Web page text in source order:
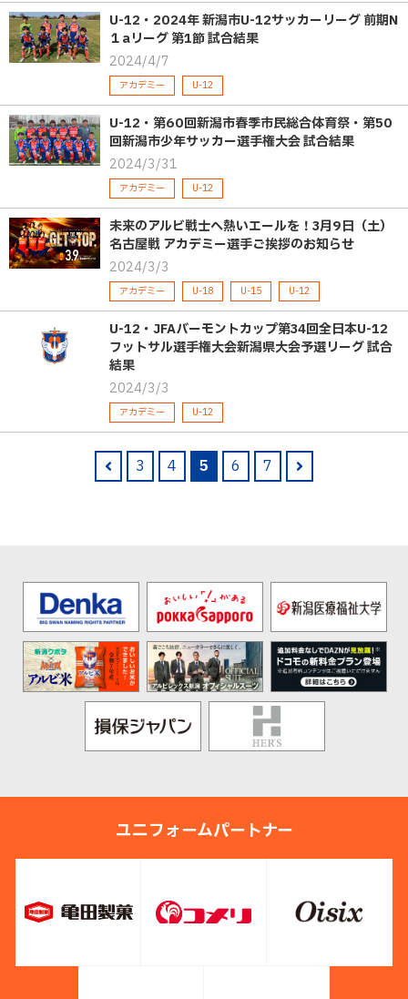
U-12・2024年 新潟市U-12サッカーリーグ 前期N
１aリーグ 第1節 試合結果
2024/4/7
アカデミー U-12
U-12・第60回新潟市春季市民総合体育祭・第50
回新潟市少年サッカー選手権大会 試合結果
2024/3/31
アカデミー U-12
未来のアルビ戦士へ熱いエールを！3月9日（土）
名古屋戦 アカデミー選手ご挨拶のお知らせ
2024/3/3
アカデミー U-18 U-15 U-12
U-12・JFAバーモントカップ第34回全日本U-12
フットサル選手権大会新潟県大会予選リーグ 試合
結果
2024/3/3
アカデミー U-12
3 4 5 6
7
ユニフォームパートナー